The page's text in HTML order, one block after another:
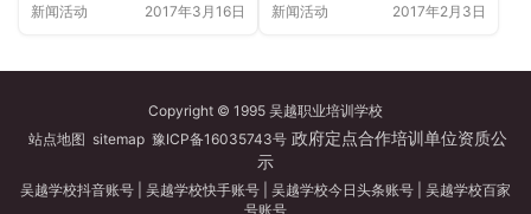
新闻活动 2017年3月16日
学了!？
新闻活动 2017年2月3日
Copyright © 1995 吴越职业培训学校
站点地图 sitemap 豫ICP备16035743号政府定点合作培训单位资质公
示
吴越学校抖音账号 吴越学校快手账号 吴越学校今日头条账号
吴越学校百家
号账号